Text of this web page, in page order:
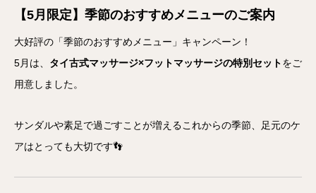
【5月限定】季節のおすすめメニューのご案内
大好評の「季節のおすすめメニュー」キャンペーン！
5月は、 タイ古式マッサージ×フットマッサージの特別セットをご
用意しました。
サンダルや素足で過ごすことが増えるこれからの季節、足元のケ
アはとっても大切です👣